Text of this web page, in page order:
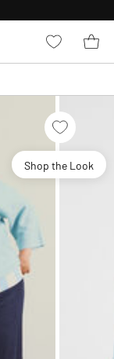
Shop the Look